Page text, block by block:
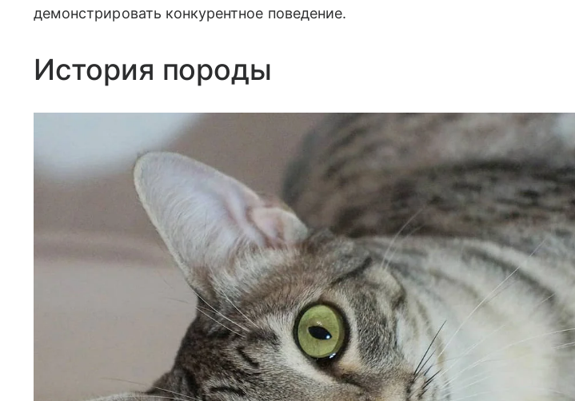
демонстрировать конкурентное поведение.
История породы